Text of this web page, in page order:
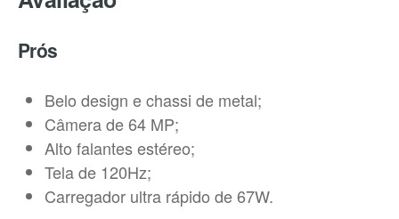
Prós
Belo design e chassi de metal;
Câmera de 64 MP;
Alto falantes estéreo;
Tela de 120Hz;
Carregador ultra rápido de 67W.